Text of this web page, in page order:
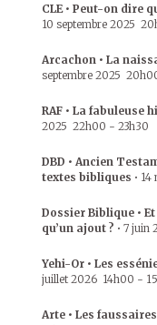
CLE • Peut-on dire
10 septembre 2025
Arcachon • La
septembre 2025
RAF • La fabuleuse
2025 22h00 - 23h30
DBD • Ancien
textes bibliques • 14
Dossier Biblique •
qu’un ajout ? • 7 juin
Yehi-Or • Les
juillet 2026 14h00 -
Arte • Les